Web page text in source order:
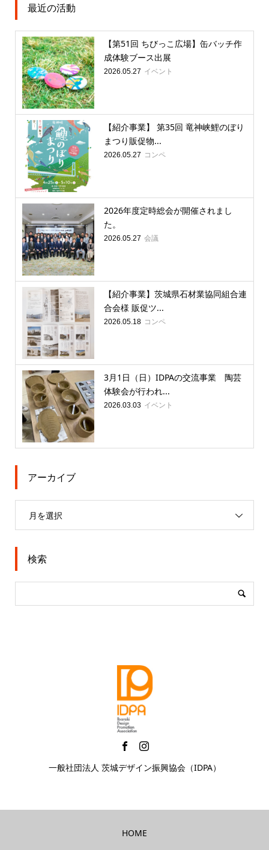
最近の活動
【第51回 ちびっこ広場】缶バッチ作
成体験ブース出展
2026.05.27 イベント
【紹介事業】 第35回 竜神峡鯉のぼり
まつり販促物...
2026.05.27 コンペ
2026年度定時総会が開催されまし
た。
2026.05.27 会議
【紹介事業】茨城県石材業協同組合連
合会様 販促ツ...
2026.05.18 コンペ
3月1日（日）IDPAの交流事業 陶芸
体験会が行われ...
2026.03.03 イベント
アーカイブ
月を選択
検索
一般社団法人 茨城デザイン振興協会（IDPA）
HOME